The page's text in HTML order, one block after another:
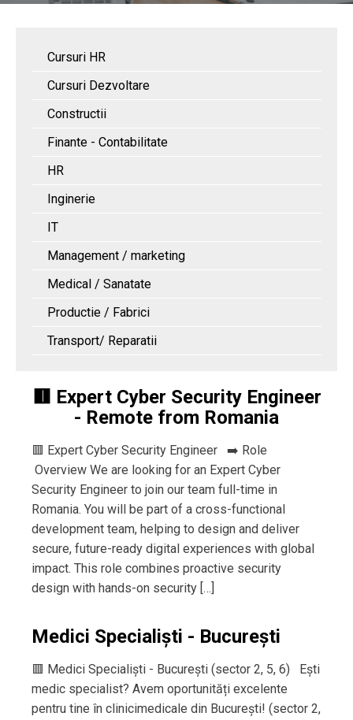
Cursuri HR
Cursuri Dezvoltare
Constructii
Finante - Contabilitate
HR
Inginerie
IT
Management / marketing
Medical / Sanatate
Productie / Fabrici
Transport/ Reparatii
🟥 Expert Cyber Security Engineer
- Remote from Romania
🟥 Expert Cyber Security Engineer ➡️ Role
Overview We are looking for an Expert Cyber
Security Engineer to join our team full-time in
Romania. You will be part of a cross-functional
development team, helping to design and deliver
secure, future-ready digital experiences with global
impact. This role combines proactive security
design with hands-on security […]
Medici Specialiști - București
🟥 Medici Specialiști - București (sector 2, 5, 6) Ești
medic specialist? Avem oportunități excelente
pentru tine în clinicimedicale din București! (sector 2,